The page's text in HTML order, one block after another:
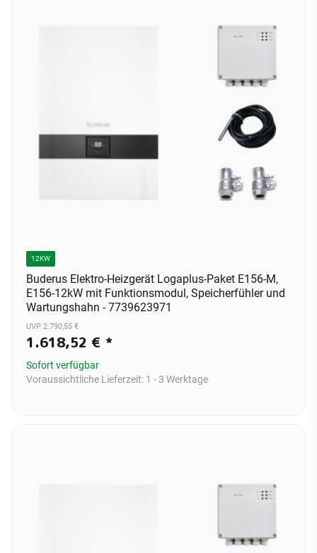
12KW
Buderus Elektro-Heizgerät Logaplus-Paket E156-M,
E156-12kW mit Funktionsmodul, Speicherfühler und
Wartungshahn - 7739623971
UVP 2.790,55 €
1.618,52 € *
Sofort verfügbar
Voraussichtliche Lieferzeit: 1 - 3 Werktage